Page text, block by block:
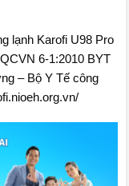
lạnh Karofi U98 Pro
6-1:2010 BYT
– Bộ Y Tế công